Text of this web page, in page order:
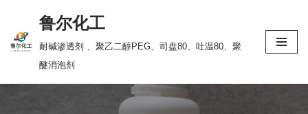
跳
鲁尔化工
耐碱渗透剂 、聚乙二醇PEG、司盘80、吐温80、聚
醚消泡剂